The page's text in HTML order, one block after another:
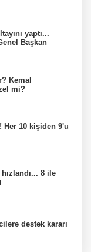
yaptı...
Başkan
Kemal
mi?
Her 10 kişiden 9'u
8 ile
destek kararı